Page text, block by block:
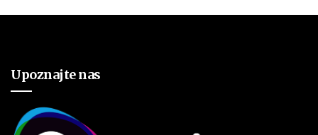
Upoznajte nas